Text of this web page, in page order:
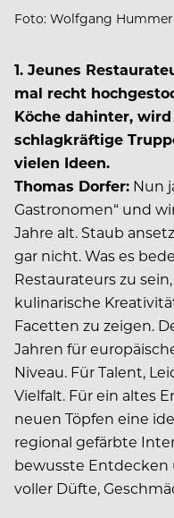
Foto: Wolfgang Hummer
1. Jeunes
mal recht
Köche dahinter,
schlagkräftige
vielen Ideen.
Thomas Dorfer: Nun
Gastronomen“ und
Jahre alt. Staub
gar nicht. Was es
Restaurateurs zu
kulinarische
Facetten zu zeigen.
Jahren für
Niveau. Für Talent,
Vielfalt. Für ein altes
neuen Töpfen eine
regional gefärbte
bewusste Entdecken
voller Düfte,